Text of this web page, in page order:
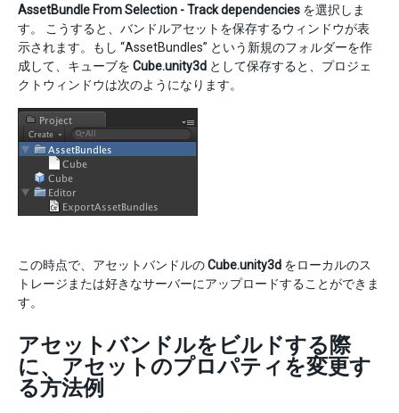
AssetBundle From Selection - Track dependencies を選択しま
す。 こうすると、バンドルアセットを保存するウィンドウが表
示されます。もし “AssetBundles” という新規のフォルダーを作
成して、キューブを Cube.unity3d として保存すると、プロジェ
クトウィンドウは次のようになります。
この時点で、アセットバンドルのCube.unity3d をローカルのス
トレージまたは好きなサーバーにアップロードすることができま
す。
アセットバンドルをビルドする際
に、アセットのプロパティを変更す
る方法例